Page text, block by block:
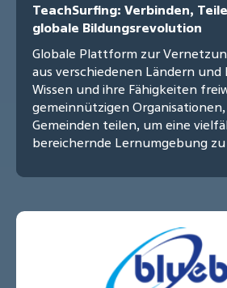
TeachSurfing: Verbinden,
globale Bildungsrevolution
Globale Plattform zur
aus verschiedenen Ländern
Wissen und ihre Fähigkeiten
gemeinnützigen
Gemeinden teilen, um eine
bereichernde Lernumgebung